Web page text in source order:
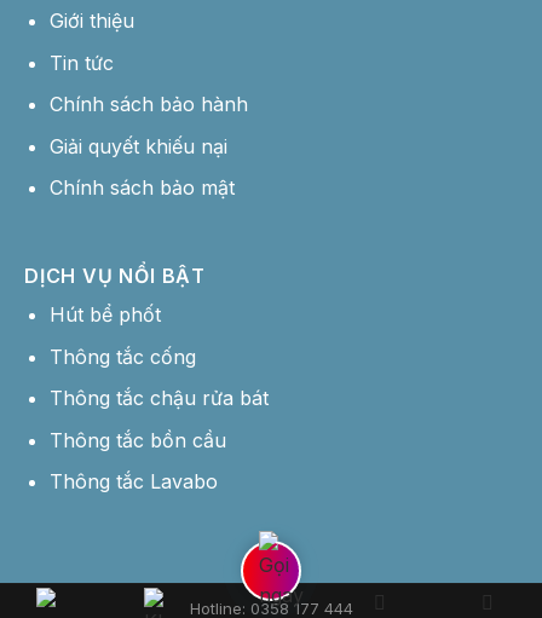
Giới thiệu
Tin tức
Chính sách bảo hành
Giải quyết khiếu nại
Chính sách bảo mật
DỊCH VỤ NỔI BẬT
Hút bể phốt
Thông tắc cống
Thông tắc chậu rửa bát
Thông tắc bồn cầu
Thông tắc Lavabo
Hotline: 0358 177 444